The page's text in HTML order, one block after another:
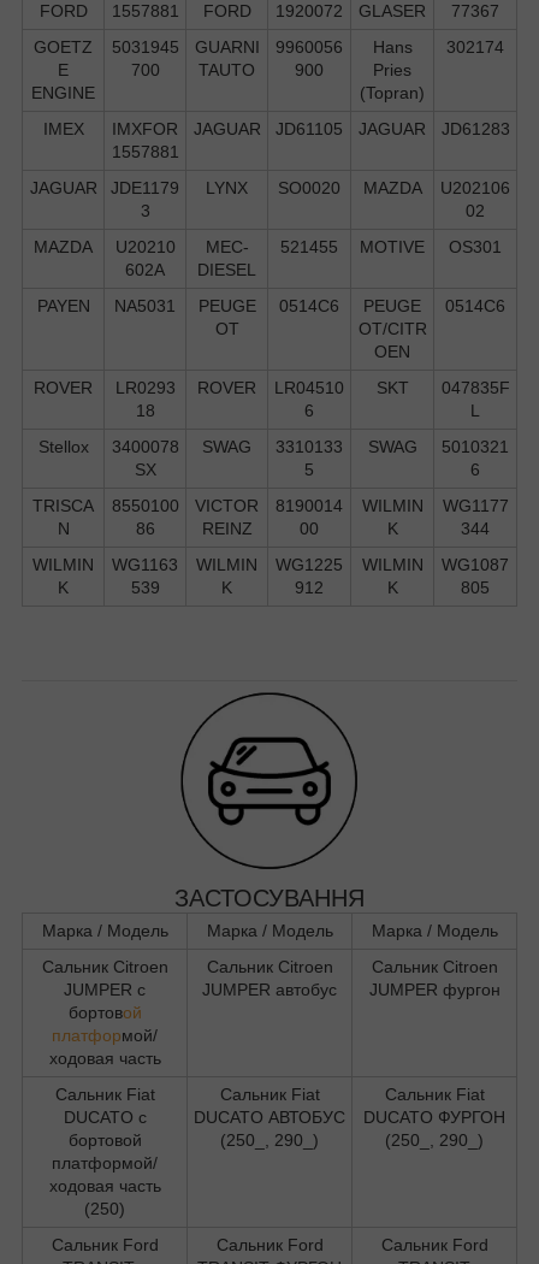
FORD 1557881 FORD 1920072 GLASER
77367
GOETZ
E
ENGINE
5031945
700
GUARNI
TAUTO
9960056
900
Hans
Pries
(Topran)
302174
IMEX
IMXFOR
1557881
JAGUAR JD61105 JAGUAR JD61283
JAGUAR
JDE1179
3
LYNX SO0020 MAZDA
U202106
02
MAZDA
U20210
602A
MEC-
DIESEL
521455 MOTIVE OS301
PAYEN NA5031
PEUGE
OT
0514C6
PEUGE
OT/CITR
OEN
0514C6
ROVER
LR0293
18
ROVER
LR04510
6
SKT
047835F
L
Stellox
3400078
SX
SWAG
3310133
5
SWAG
5010321
6
TRISCA
N
8550100
86
VICTOR
REINZ
8190014
00
WILMIN
K
WG1177
344
WILMIN
K
WG1163
539
WILMIN
K
WG1225
912
WILMIN
K
WG1087
805
ЗАСТОСУВАННЯ
Марка / Модель Марка / Модель
Марка / Модель
Сальник Citroen
JUMPER c
бортовой
платформой/
ходовая часть
Сальник Citroen
JUMPER автобус
Сальник Citroen
JUMPER фургон
Сальник Fiat
DUCATO c
бортовой
платформой/
ходовая часть
(250)
Сальник Fiat
DUCATO АВТОБУС
(250_, 290_)
Сальник Fiat
DUCATO ФУРГОН
(250_, 290_)
Сальник Ford
Сальник Ford
Сальник Ford